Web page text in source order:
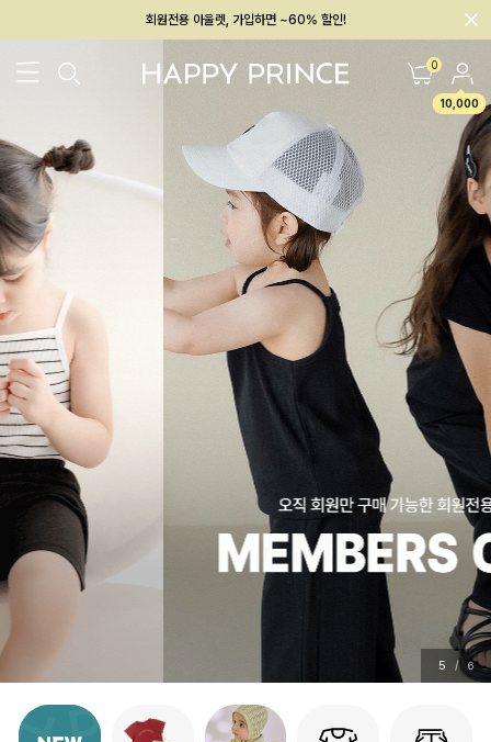
회원전용 아울렛, 가입하면 ~60% 할인!
멤버십 최대 28,000원 혜택 0
10,000
BABY[6~12M] 아우터/상의 하의/레깅스
5 / 6